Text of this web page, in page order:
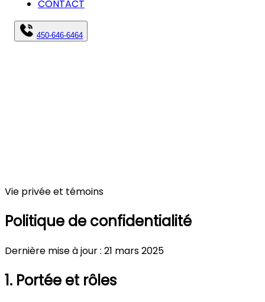
CONTACT
450-646-6464
Vie privée et témoins
Politique de confidentialité
Dernière mise à jour : 21 mars 2025
1. Portée et rôles